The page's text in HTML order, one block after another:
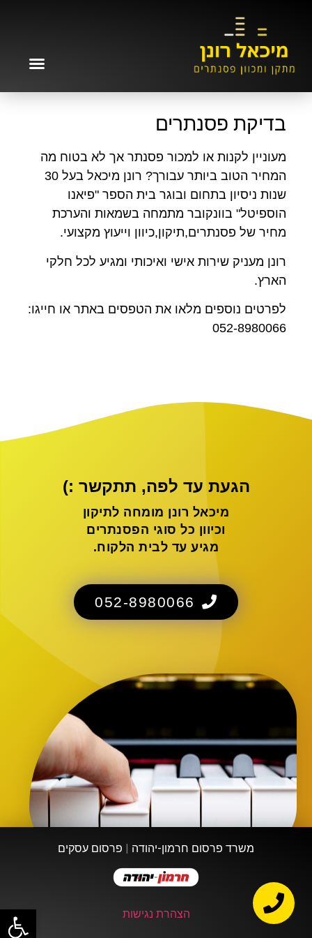
בדיקת פסנתרים
מעוניין לקנות או למכור פסנתר אך לא בטוח מה
המחיר הטוב ביותר עבורך? רונן מיכאל בעל 30
שנות ניסיון בתחום ובוגר בית הספר "פיאנו
הוספיטל" בוונקובר מתמחה בשמאות והערכת
מחיר של פסנתרים,תיקון,כיוון וייעוץ מקצועי.
רונן מעניק שירות אישי ואיכותי ומגיע לכל חלקי
הארץ.
לפרטים נוספים מלאו את הטפסים באתר או חייגו:
052-8980066
הגעת עד לפה, תתקשר :)
מיכאל רונן מומחה לתיקון
וכיוון כל סוגי הפסנתרים
מגיע עד לבית הלקוח.
052-8980066
משרד פרסום חרמון-יהודה פרסום עסקים
הצהרת נגישות